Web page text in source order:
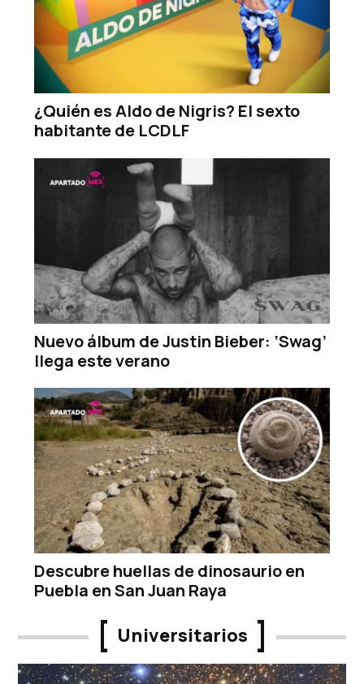
¿Quién es Aldo de Nigris? El sexto
habitante de LCDLF
Nuevo álbum de Justin Bieber: ‘Swag’
llega este verano
Descubre huellas de dinosaurio en
Puebla en San Juan Raya
Universitarios